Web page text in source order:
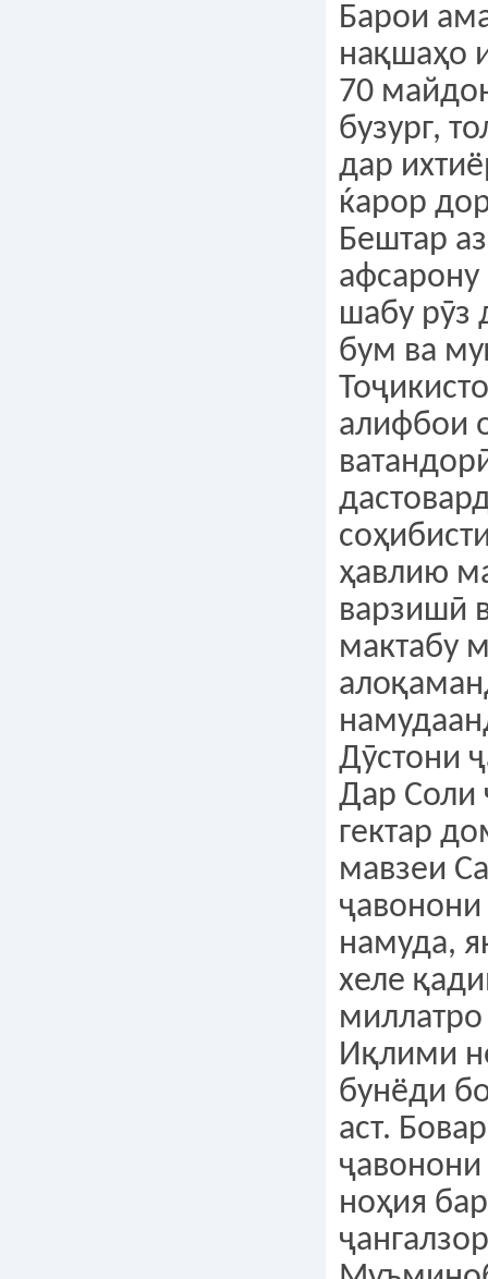
Барои
нақшаҳо
70
бузург,
дар
ќарор
Бештар
шабу рӯз
бум ва
алифбои
ҳавлию
варзишӣ
мактабу
Дӯстони
Дар Соли
гектар
мавзеи
намуда,
хеле
Иқлими
бунёди
аст.
ноҳия